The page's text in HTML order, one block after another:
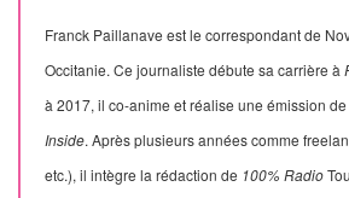
Franck Paillanave est le correspondant de
Occitanie. Ce journaliste débute sa carrière à
à 2017, il co-anime et réalise une émission
Inside. Après plusieurs années comme
etc.), il intègre la rédaction de 100% Radio